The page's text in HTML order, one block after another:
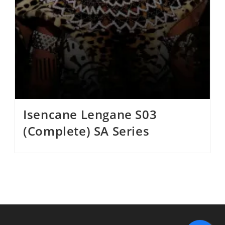
Isencane Lengane S03
(Complete) SA Series